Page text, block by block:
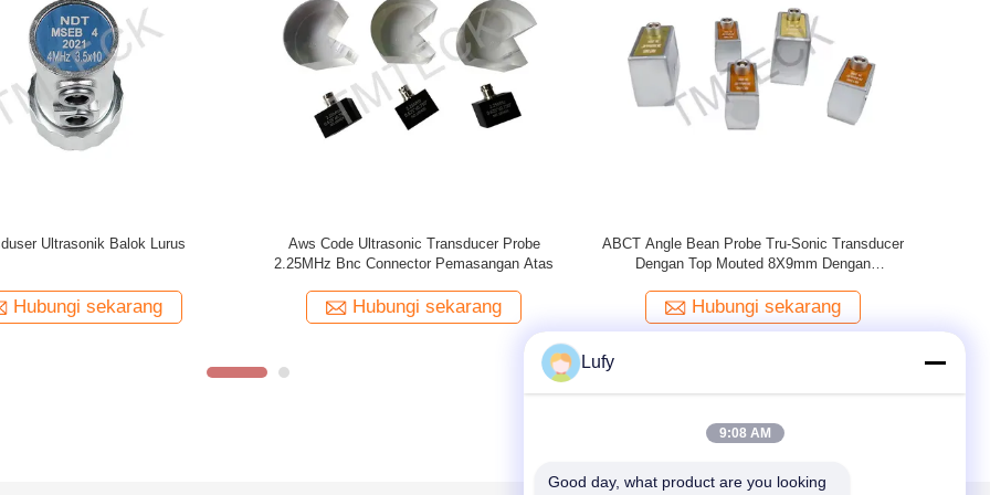
Array Linear yang dibuat oleh Tmteck
Hubungi sekarang
PT-08 Probe Transduser Untuk Pengukur
Ketebalan Ultrasonik (5MHZ 8MM)
Hubungi sekarang
TM-08 Ultrasonik Probe Transducer Of
Ultrasonic Thickness Gauge/Thickness Meter
Hubungi sekarang
Lufy
9:08 AM
Good day, what product are you looking